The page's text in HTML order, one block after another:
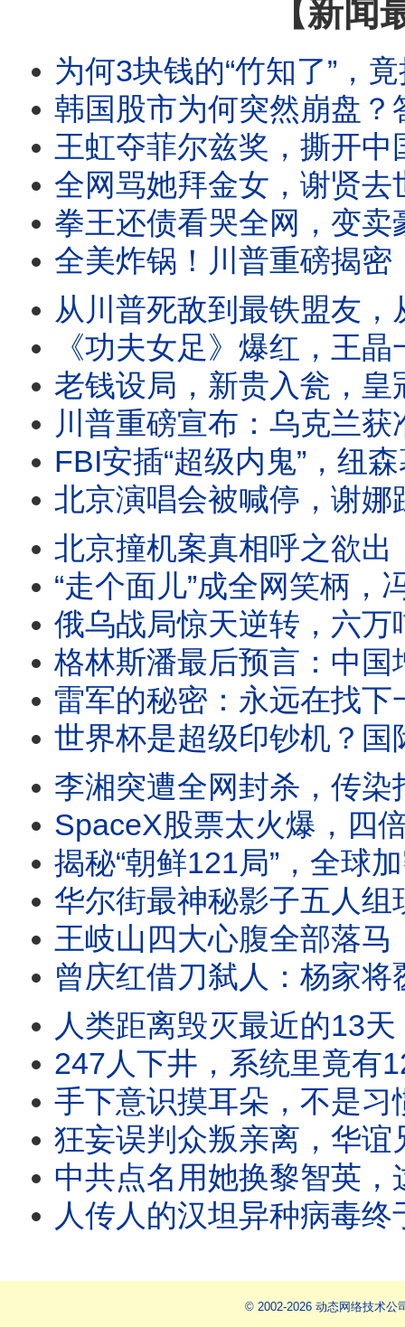
【新闻
为何3块钱的“竹知了”，竟把华为逼到全网封杀！越封
韩国股市为何突然崩盘？答案就藏在
王虹夺菲尔兹奖，撕开中国教育最大伤口！王虹坦言：在北大
全网骂她拜金女，谢贤去世后终于揭开催泪内幕！看见“四哥走了”CoCo沉
拳王还债看哭全网，变卖豪宅直播14小时！一句“既要又要还要”，邹市
全美炸锅！川普重磅揭密：中共阴谋颠覆美国！
从川普死敌到最铁盟友，从酒馆穷小子到国会
《功夫女足》爆红，王晶一番话看哭无数影迷！电影里说我养你，现实
老钱设局，新贵入瓮，皇冠赌场惊天内幕！赵薇前夫豪
川普重磅宣布：乌克兰获准自产爱国者！俄罗斯38座大
FBI安插“超级内鬼”，纽森幕僚长遭秘密录音！加州版《无间道》
北京演唱会被喊停，谢娜踩到谁的红线？封杀谢娜
北京撞机案真相呼之欲出，最大疑点曝光！中信努力辟谣，飞行员身
“走个面儿”成全网笑柄，冯小刚媚上失算“抓特务”血
俄乌战局惊天逆转，六万吨军火一夜炸光，60地区爆燃油
格林斯潘最后预言：中国增长是借来的！掌控一个时代，华尔街最敬畏的
雷军的秘密：永远在找下一个可以抄袭的对象！小米神
世界杯是超级印钞机？国际足联真相曝光！FIFA的金钱
李湘突遭全网封杀，传染指电诈洗钱跨境资本？卫视一姐消失的72天，真相
SpaceX股票太火爆，四倍募资引爆华尔街！十年前一个决定，早就了市
揭秘“朝鲜121局”，全球加密币最大噩梦！全世界都在防朝鲜导弹，却
华尔街最神秘影子五人组现身，SpaceX上市遭遇生死劫！创始
王岐山四大心腹全部落马，并肩王末日倒数开始？十年前酒局上的
曾庆红借刀弑人：杨家将覆灭！王宝森之死，北京帮覆灭始
人类距离毁灭最近的13天，古巴导弹危机真相！卡斯特
247人下井，系统里竟有123人查无此人！地下300米定位卡失踪，阴
手下意识摸耳朵，不是习惯是在检查耳机！犀利扫视环顾四周，绝不像普通服务
狂妄误判众叛亲离，华谊兄弟败落真相！曾经半个娱乐
中共点名用她换黎智英，这女特务啥来头？川普要放弃台湾？直言：台
人传人的汉坦异种病毒终于现踪！第一夫人最后一刻取消访华！川
© 2002-2026 动态网络技术公